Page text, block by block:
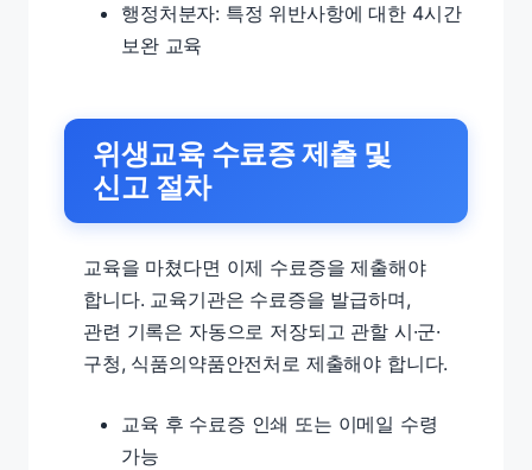
행정처분자: 특정 위반사항에 대한 4시간
보완 교육
위생교육 수료증 제출 및
신고 절차
교육을 마쳤다면 이제 수료증을 제출해야
합니다. 교육기관은 수료증을 발급하며,
관련 기록은 자동으로 저장되고 관할 시·군·
구청, 식품의약품안전처로 제출해야 합니다.
교육 후 수료증 인쇄 또는 이메일 수령
가능